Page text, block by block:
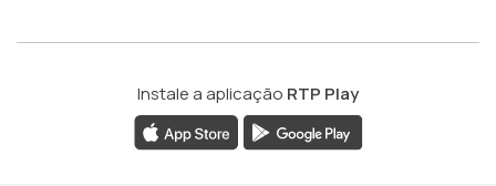
Instale a aplicação RTP Play